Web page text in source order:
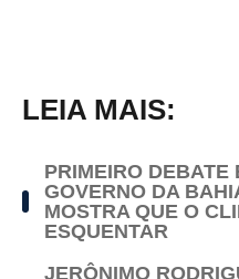
LEIA MAIS:
PRIMEIRO DEBATE
GOVERNO DA
MOSTRA QUE O
ESQUENTAR
JERÔNIMO